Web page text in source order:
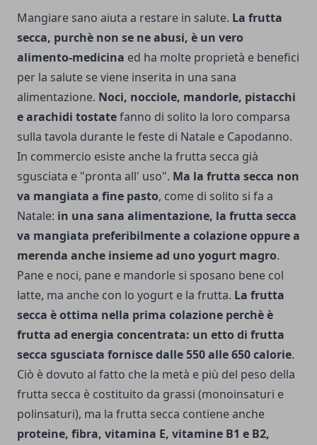
Mangiare sano aiuta a restare in salute. La frutta
secca, purchè non se ne abusi, è un vero
alimento-medicina ed ha molte proprietà e benefici
per la salute se viene inserita in una sana
alimentazione. Noci, nocciole, mandorle, pistacchi
e arachidi tostatefanno di solito la loro comparsa
sulla tavola durante le feste di Natale e Capodanno.
In commercio esiste anche la frutta secca già
sgusciata e "pronta all' uso". Ma la frutta secca non
va mangiata a fine pasto, come di solito si fa a
Natale: in una sana alimentazione, la frutta secca
va mangiata preferibilmente a colazione oppure a
merenda anche insieme ad uno yogurt magro.
Pane e noci, pane e mandorle si sposano bene col
latte, ma anche con lo yogurt e la frutta. La frutta
secca è ottima nella prima colazione perchè è
frutta ad energia concentrata: un etto di frutta
secca sgusciata fornisce dalle 550 alle 650 calorie.
Ciò è dovuto al fatto che la metà e più del peso della
frutta secca è costituito da grassi (monoinsaturi e
polinsaturi), ma la frutta secca contiene anche
proteine, fibra, vitamina E, vitamine B1 e B2,